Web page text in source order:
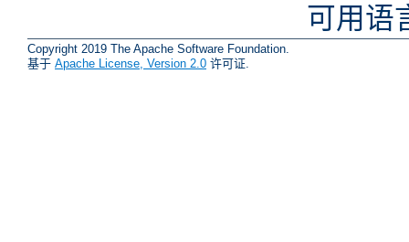
可用语
Copyright 2019 The Apache Software Foundation.
基于 Apache License, Version 2.0 许可证.